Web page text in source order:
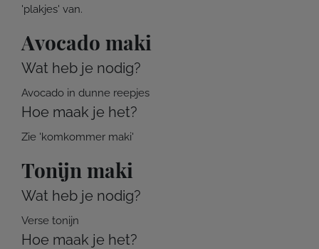
'plakjes' van.
Avocado maki
Wat heb je nodig?
Avocado in dunne reepjes
Hoe maak je het?
Zie 'komkommer maki'
Tonijn maki
Wat heb je nodig?
Verse tonijn
Hoe maak je het?